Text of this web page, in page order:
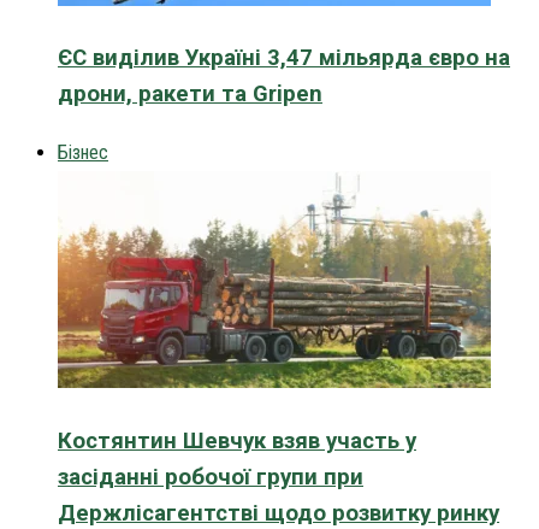
ЄС виділив Україні 3,47 мільярда євро на
дрони, ракети та Gripen
Бізнес
Костянтин Шевчук взяв участь у
засіданні робочої групи при
Держлісагентстві щодо розвитку ринку